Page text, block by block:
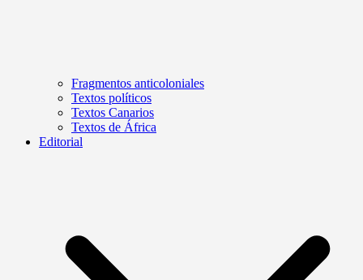
Fragmentos anticoloniales
Textos políticos
Textos Canarios
Textos de África
Editorial